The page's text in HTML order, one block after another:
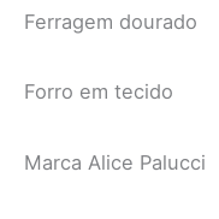
Ferragem dourado
Forro em tecido
Marca Alice Palucci